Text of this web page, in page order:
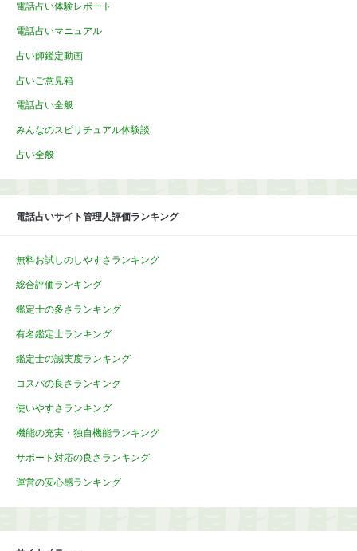
電話占い体験レポート
電話占いマニュアル
占い師鑑定動画
占いご意見箱
電話占い全般
みんなのスピリチュアル体験談
占い全般
電話占いサイト管理人評価ランキング
無料お試しのしやすさランキング
総合評価ランキング
鑑定士の多さランキング
有名鑑定士ランキング
鑑定士の誠実度ランキング
コスパの良さランキング
使いやすさランキング
機能の充実・独自機能ランキング
サポート対応の良さランキング
運営の安心感ランキング